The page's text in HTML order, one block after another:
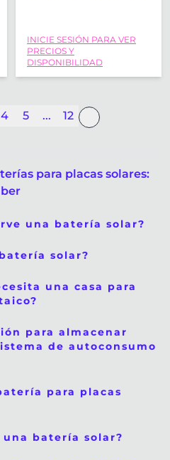
INICIE SESIÓN PARA VER
PRECIOS Y
DISPONIBILIDAD
4 5 ... 12
para placas solares:
una batería solar?
solar?
una casa para
para almacenar
de autoconsumo
para placas
batería solar?